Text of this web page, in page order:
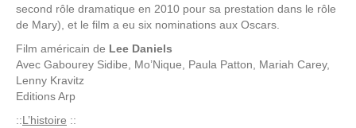
second rôle dramatique en 2010 pour sa prestation dans le rôle
de Mary), et le film a eu six nominations aux Oscars.
Film américain de Lee Daniels
Avec Gabourey Sidibe, Mo’Nique, Paula Patton, Mariah Carey,
Lenny Kravitz
EditionsArp
::L’histoire ::